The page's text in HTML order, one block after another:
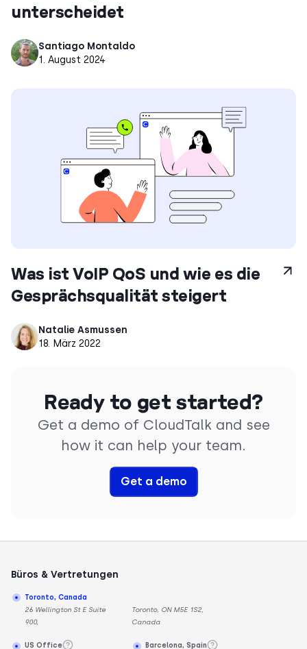
unterscheidet
Santiago Montaldo
1. August 2024
Was ist VoIP QoS und wie es die
Gesprächsqualität steigert
Natalie Asmussen
18. März 2022
Ready to get started?
Get a demo of CloudTalk and see
how it can help your team.
Get a demo
Büros & Vertretungen
Toronto, Canada
26 Wellington St E Suite
900,
Toronto, ON M5E 1S2,
Canada
US Office
Barcelona, Spain